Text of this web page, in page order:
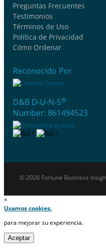
Preguntas Frecuentes
Testimonios
Términos de Uso
Política de Privacidad
Cómo Ordenar
Reconocido Por
D&B D-U-N-S®
Number: 861494523
© 2026 Fortune Business
×
Usamos cookies.
para mejorar su experiencia.
Aceptar